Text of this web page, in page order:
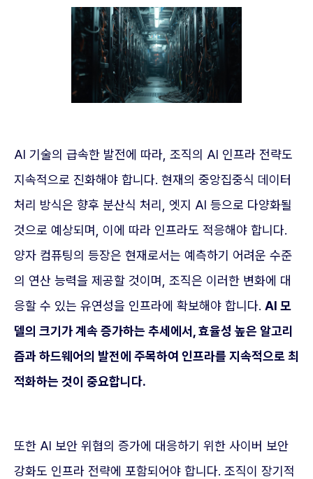
AI 기술의 급속한 발전에 따라, 조직의 AI 인프라 전략도
지속적으로 진화해야 합니다. 현재의 중앙집중식 데이터
처리 방식은 향후 분산식 처리, 엣지 AI 등으로 다양화될
것으로 예상되며, 이에 따라 인프라도 적응해야 합니다.
양자 컴퓨팅의 등장은 현재로서는 예측하기 어려운 수준
의 연산 능력을 제공할 것이며, 조직은 이러한 변화에 대
응할 수 있는 유연성을 인프라에 확보해야 합니다. AI 모
델의 크기가 계속 증가하는 추세에서, 효율성 높은 알고리
즘과 하드웨어의 발전에 주목하여 인프라를 지속적으로 최
적화하는 것이 중요합니다.
또한 AI 보안 위협의 증가에 대응하기 위한 사이버 보안
강화도 인프라 전략에 포함되어야 합니다. 조직이 장기적